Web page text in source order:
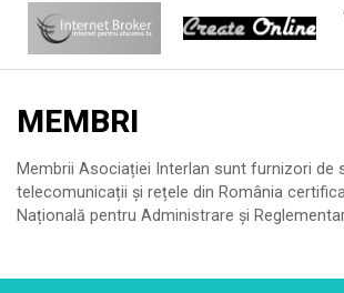
MEMBRI
Membrii Asociației Interlan sunt furnizori de
telecomunicații și rețele din România
Națională pentru Administrare și